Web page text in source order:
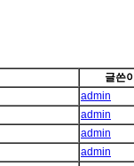
글쓴이
admin
admin
admin
admin